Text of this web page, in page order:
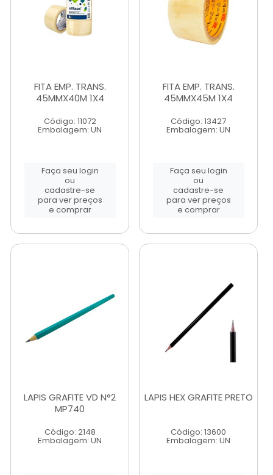
FITA EMP. TRANS.
45MMX40M 1X4
Código: 11072
Embalagem: UN
Faça seu login
ou
cadastre-se
para ver preços
e comprar
FITA EMP. TRANS.
45MMX45M 1X4
Código: 13427
Embalagem: UN
Faça seu login
ou
cadastre-se
para ver preços
e comprar
LAPIS GRAFITE VD N°2
MP740
Código: 2148
Embalagem: UN
LAPIS HEX GRAFITE PRETO
Código: 13600
Embalagem: UN